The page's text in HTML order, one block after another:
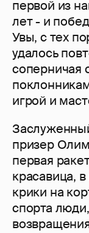
первой из
лет - и
Увы, с тех
удалось
соперничая
игрой и
призер
первая
красавица,
крики на
спорта